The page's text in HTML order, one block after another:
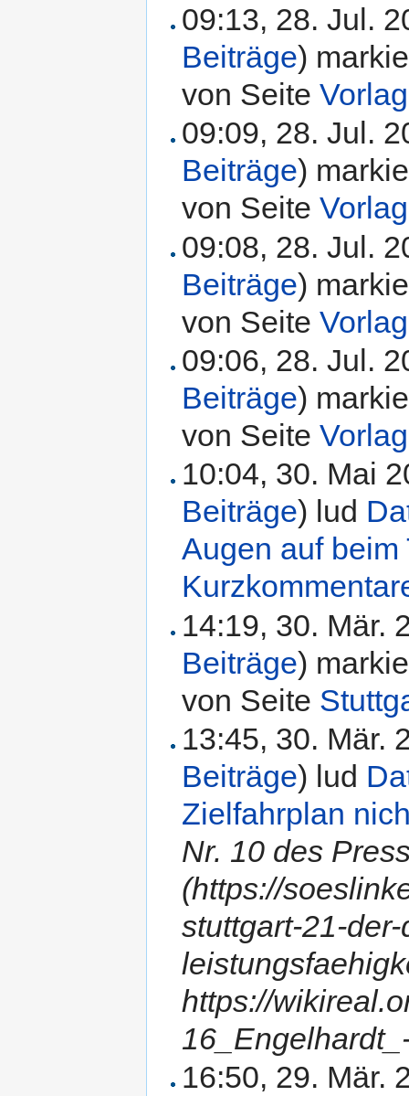
09:13, 28. Jul.
Beiträge)
von Seite
09:09, 28. Jul.
Beiträge)
von Seite
09:08, 28. Jul.
Beiträge)
von Seite
09:06, 28. Jul.
Beiträge)
von Seite
10:04, 30. Mai
Beiträge) lud
Augen auf
14:19, 30. Mär.
Beiträge)
von Seite
13:45, 30. Mär.
Beiträge) lud
Zielfahrplan
Nr. 10 des
(https://
stuttgart-21-
https://
16:50, 29. Mär.